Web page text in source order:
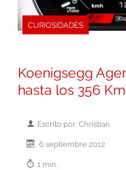
CURIOSIDADES
Koenigsegg
hasta los 356
Escrito por: Christian
6 septiembre 2012
1 min.